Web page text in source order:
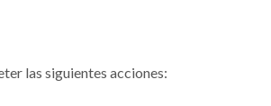
las siguientes acciones: